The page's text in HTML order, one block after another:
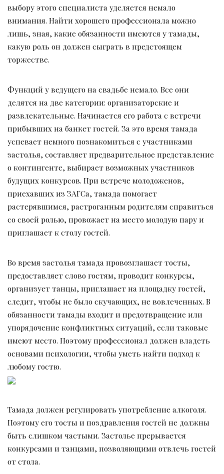
выбору этого специалиста уделяется немало
внимания. Найти хорошего профессионала можно
лишь, зная, какие обязанности имеются у тамады,
какую роль он должен сыграть в предстоящем
торжестве.
Функций у ведущего на свадьбе немало. Все они
делятся на две категории: организаторские и
развлекательные. Начинается его работа с встречи
прибывших на банкет гостей. За это время тамада
успевает немного познакомиться с участниками
застолья, составляет предварительное представление
о контингенте, выбирает возможных участников
будущих конкурсов. При встрече молодоженов,
приехавших из ЗАГСа, тамада помогает
растерявшимся, растроганным родителям справиться
со своей ролью, провожает на место молодую пару и
приглашает к столу гостей.
Во время застолья тамада провозглашает тосты,
предоставляет слово гостям, проводит конкурсы,
организует танцы, приглашает на площадку гостей,
следит, чтобы не было скучающих, не вовлеченных. В
обязанности тамады входит и предотвращение или
упорядочение конфликтных ситуаций, если таковые
имеют место. Поэтому профессионал должен владеть
основами психологии, чтобы уметь найти подход к
любому гостю.
Тамада должен регулировать употребление алкоголя.
Поэтому его тосты и поздравления гостей не должны
быть слишком частыми. Застолье прерывается
конкурсами и танцами, позволяющими отвлечь гостей
от стола.